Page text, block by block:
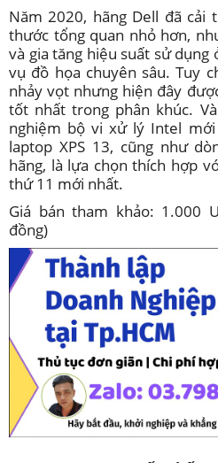
Năm 2020, hãng Dell đã cải
thước tổng quan nhỏ hơn,
và gia tăng hiệu suất sử dụng
vụ đồ họa chuyên sâu. Tuy
nhảy vọt nhưng hiện đây
tốt nhất trong phân khúc.
nghiệm bộ vi xử lý Intel
laptop XPS 13, cũng như
hãng, là lựa chọn thích hợp
thứ 11 mới nhất.
Giá bán tham khảo: 1.000
đồng)